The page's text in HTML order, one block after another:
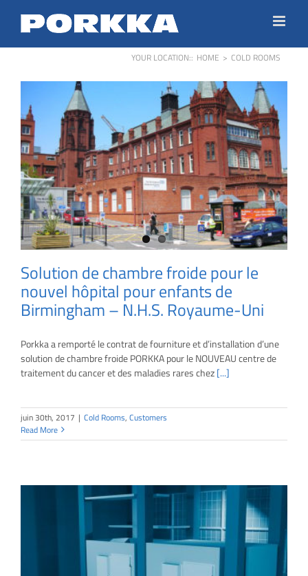
content
YOUR LOCATION:: HOME > COLD ROOMS
Solution de chambre froide pour le
nouvel hôpital pour enfants de
Birmingham – N.H.S. Royaume-Uni
Porkka a remporté le contrat de fourniture et d’installation d’une
solution de chambre froide PORKKA pour le NOUVEAU centre de
traitement du cancer et des maladies rares chez[...]
juin 30th, 2017 | Cold Rooms, Customers
Read More